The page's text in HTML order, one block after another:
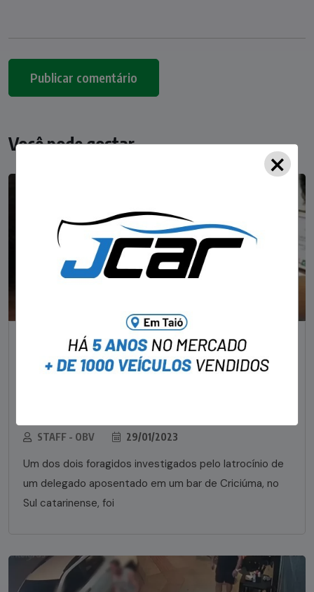
Você pode gostar
NOTÍCIAS
STAFF - OBV 29/01/2023
Um dos dois foragidos investigados pelo latrocínio de
um delegado aposentado em um bar de Criciúma, no
Sul catarinense, foi
×